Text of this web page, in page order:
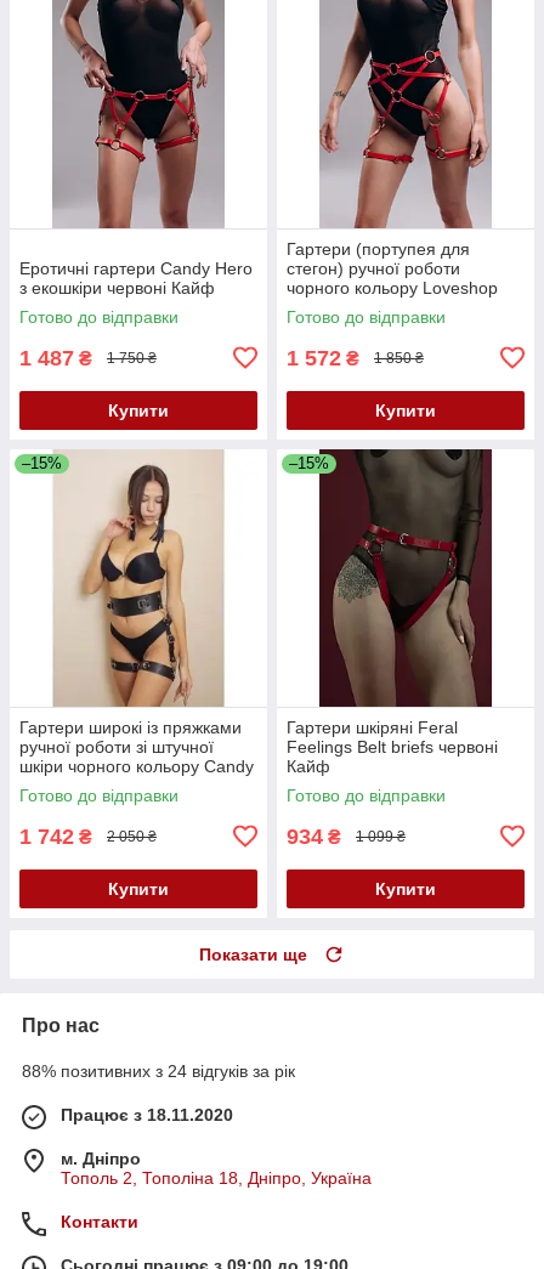
Еротичні гартери Candy Hero
з екошкіри червоні Кайф
Готово до відправки
1 487 ₴ 1 750 ₴
Купити
Гартери (портупея для
стегон) ручної роботи
чорного кольору Loveshop
модель G 7 1 Кайф
Готово до відправки
1 572 ₴ 1 850 ₴
Купити
–15%
Гартери широкі із пряжками
ручної роботи зі штучної
шкіри чорного кольору Candy
Hero G4 1 розмір One Size
Кайф
Готово до відправки
1 742 ₴ 2 050 ₴
Купити
–15%
Гартери шкіряні Feral
Feelings Belt briefs червоні
Кайф
Готово до відправки
934 ₴ 1 099 ₴
Купити
Показати ще
Про нас
88% позитивних з 24 відгуків за рік
Працює з 18.11.2020
м. Дніпро
Тополь 2, Тополіна 18, Дніпро, Україна
Контакти